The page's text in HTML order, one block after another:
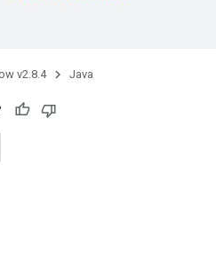
v2.8.4 Java